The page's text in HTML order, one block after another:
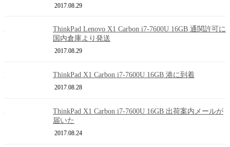
2017.08.29
ThinkPad Lenovo X1 Carbon i7-7600U 16GB 通関許可に
国内倉庫より発送
2017.08.29
ThinkPad X1 Carbon i7-7600U 16GB 港に到着
2017.08.28
ThinkPad X1 Carbon i7-7600U 16GB 出荷案内メールが
届いた
2017.08.24